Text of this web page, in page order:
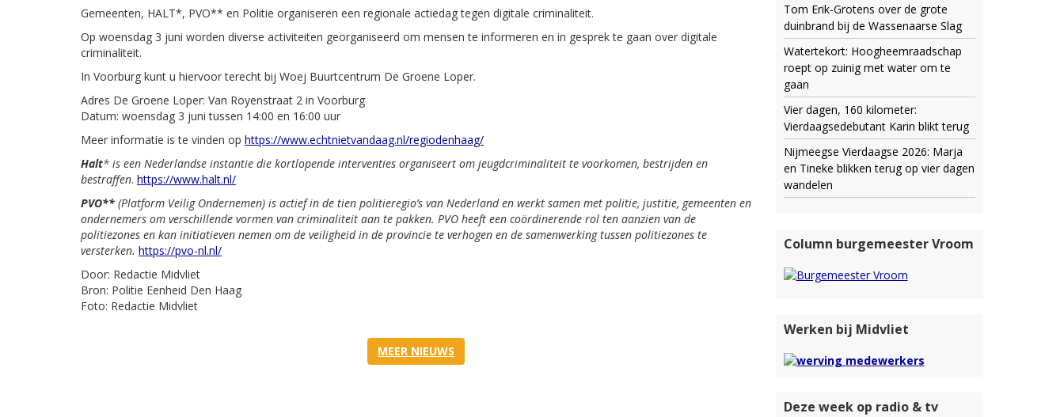
Gemeenten, HALT*, PVO** en Politie organiseren een regionale actiedag tegen digitale criminaliteit.
Op woensdag 3 juni worden diverse activiteiten georganiseerd om mensen te informeren en in gesprek te gaan over digitale
criminaliteit.
In Voorburg kunt u hiervoor terecht bij Woej Buurtcentrum De Groene Loper.
Adres De Groene Loper: Van Royenstraat 2 in Voorburg
Datum: woensdag 3 juni tussen 14:00 en 16:00 uur
Meer informatie is te vinden op https://www.echtnietvandaag.nl/regiodenhaag/
Halt* is een Nederlandse instantie die kortlopende interventies organiseert om jeugdcriminaliteit te voorkomen, bestrijden en
bestraffen. https://www.halt.nl/
PVO** (Platform Veilig Ondernemen) is actief in de tien politieregio’s van Nederland en werkt samen met politie, justitie, gemeenten en
ondernemers om verschillende vormen van criminaliteit aan te pakken. PVO heeft een coördinerende rol ten aanzien van de
politiezones en kan initiatieven nemen om de veiligheid in de provincie te verhogen en de samenwerking tussen politiezones te
versterken. https://pvo-nl.nl/
Door: Redactie Midvliet
Bron: Politie Eenheid Den Haag
Foto: Redactie Midvliet
MEER NIEUWS
Tom Erik-Grotens over de grote
duinbrand bij de Wassenaarse Slag
Watertekort: Hoogheemraadschap
roept op zuinig met water om te
gaan
Vier dagen, 160 kilometer:
Vierdaagsedebutant Karin blikt terug
Nijmeegse Vierdaagse 2026: Marja
en Tineke blikken terug op vier dagen
wandelen
Column burgemeester Vroom
Werken bij Midvliet
Deze week op radio & tv